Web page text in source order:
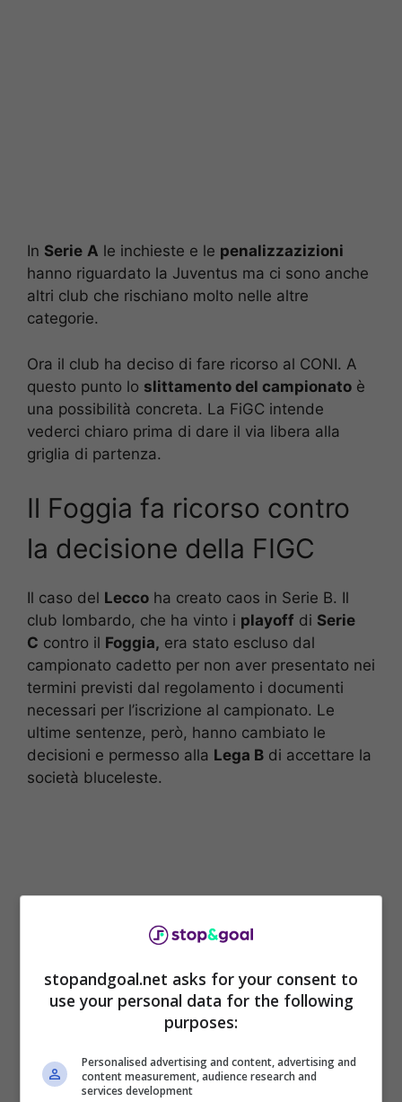
In Serie A le inchieste e le penalizzazizioni
hanno riguardato la Juventus ma ci sono anche
altri club che rischiano molto nelle altre
categorie.
Ora il club ha deciso di fare ricorso al CONI. A
questo punto lo slittamento del campionato è
una possibilità concreta. La FiGC intende
vederci chiaro prima di dare il via libera alla
griglia di partenza.
Il Foggia fa ricorso contro
la decisione della FIGC
Il caso del Lecco ha creato caos in Serie B. Il
club lombardo, che ha vinto i playoff di Serie
C contro il Foggia, era stato escluso dal
campionato cadetto per non aver presentato nei
termini previsti dal regolamento i documenti
necessari per l’iscrizione al campionato. Le
ultime sentenze, però, hanno cambiato le
decisioni e permesso alla Lega B di accettare la
società bluceleste.
L’ammissione del Lecco in Serie B
sembrava
aver tarpato le ali al Foggia che però non è
stopandgoal.net asks for your consent to
use your personal data for the following
purposes:
Personalised advertising and content, advertising and
content measurement, audience research and
services development